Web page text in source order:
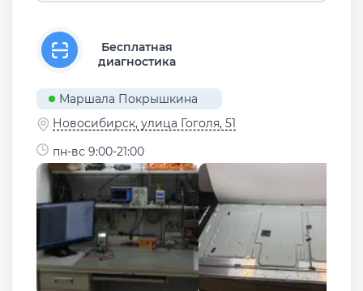
Бесплатная
диагностика
Маршала Покрышкина
Новосибирск, улица Гоголя, 51
пн-вс 9:00-21:00